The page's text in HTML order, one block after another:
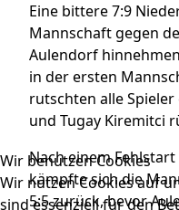
Eine bittere 7:9
Mannschaft gegen
Aulendorf
in der ersten
rutschten alle
und Tugay Kiremitci
Nach einem
kämpfte sich die
5:5 zurück, bevor
Wir benutzen Cookies
Wir nutzen Cookies auf
sind essenziell für den